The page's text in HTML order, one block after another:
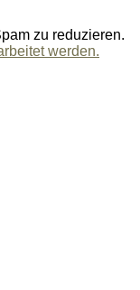
zu reduzieren.
werden.